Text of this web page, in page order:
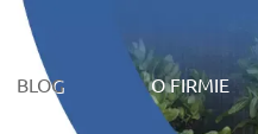
BLOG O FIRMIE